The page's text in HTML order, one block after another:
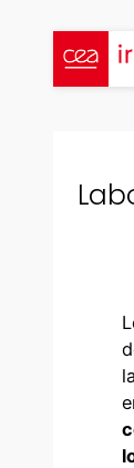
contenu